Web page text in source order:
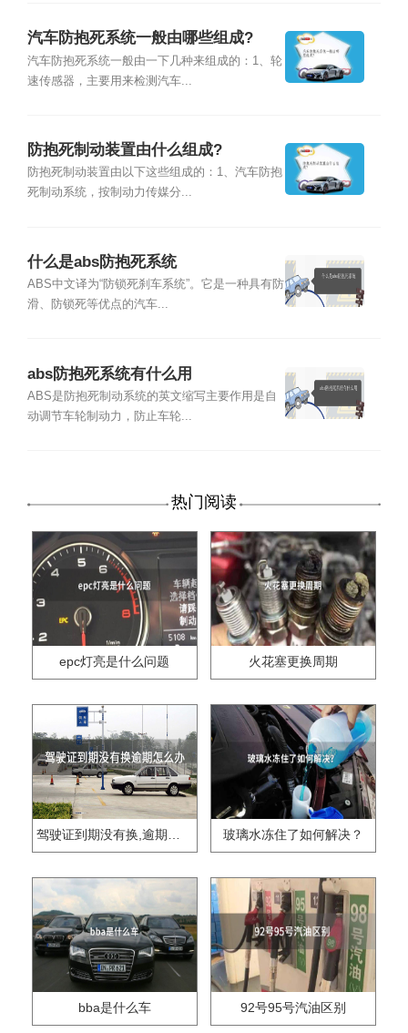
汽车防抱死系统一般由哪些组成?
汽车防抱死系统一般由一下几种来组成的：1、轮
速传感器，主要用来检测汽车...
防抱死制动装置由什么组成?
防抱死制动装置由以下这些组成的：1、汽车防抱
死制动系统，按制动力传媒分...
什么是abs防抱死系统
ABS中文译为“防锁死刹车系统”。它是一种具有防
滑、防锁死等优点的汽车...
abs防抱死系统有什么用
ABS是防抱死制动系统的英文缩写主要作用是自
动调节车轮制动力，防止车轮...
热门阅读
epc灯亮是什么问题 火花塞更换周期
驾驶证到期没有换,逾期怎么办?? 玻璃水冻住了如何解决？
bba是什么车 92号95号汽油区别